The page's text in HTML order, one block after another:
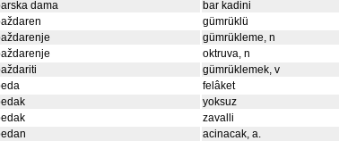
dama
bar kadini
gümrüklü
gümrükleme, n
oktruva, n
gümrüklemek, v
felâket
yoksuz
zavalli
acinacak, a.